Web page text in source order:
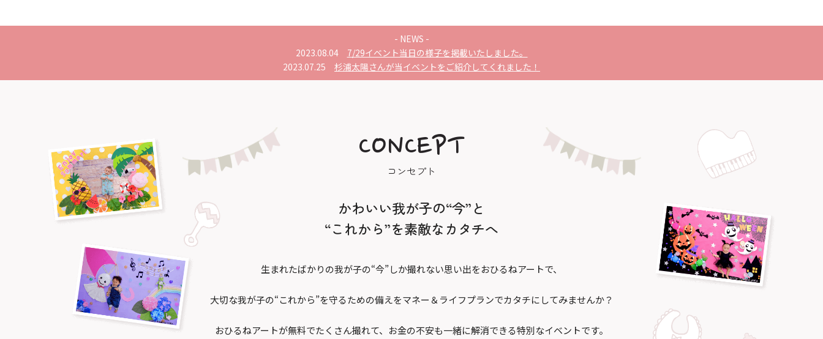
- NEWS -
2023.08.04 7/29イベント当日の様子を掲載いたしました。
2023.07.25 杉浦太陽さんが当イベントをご紹介してくれました！
CONCEPT
コンセプト
かわいい我が子の“今”と
“これから”を素敵なカタチへ
生まれたばかりの我が子の“今”しか撮れない思い出をおひるねアートで、
大切な我が子の“これから”を守るための備えをマネー＆ライフプランでカタチにしてみませんか？
おひるねアートが無料でたくさん撮れて、 お金の不安も一緒に解消できる特別なイベントです。